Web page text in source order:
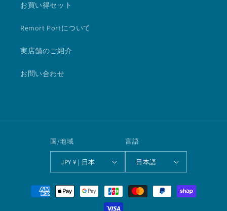
お買い得セット
Remort Portについて
実店舗のご紹介
お問い合わせ
国/地域
JPY ¥ | 日本
言語
日本語